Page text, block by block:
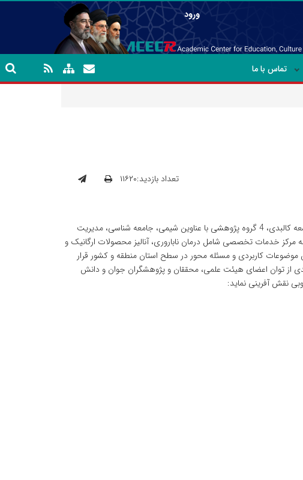
ورود
تماس با ما
تعداد بازدید:۱۱۶۲۰
معاونت پژوهشی سازمان جهاددانشگاهی کرمانشاه دارای یک پژوهشکده با نام توسعه کالبدی، 4 گروه پژوهشی با عناوین شیمی، جامعه شناسی، مدیریت
خدمات تخصصی شامل درمان ناباروری، آنالیز محصولات ارگانیک و
کاربردی و مسئله محور در سطح استان منطقه و کشور قرار
از توان اعضای هیئت علمی، محققان و پژوهشگران جوان و دانش
نقش آفرینی نماید: